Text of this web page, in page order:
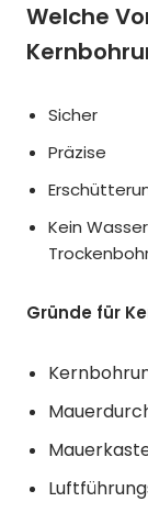
Welche
Sicher
Präzise
Kein
Gründe für